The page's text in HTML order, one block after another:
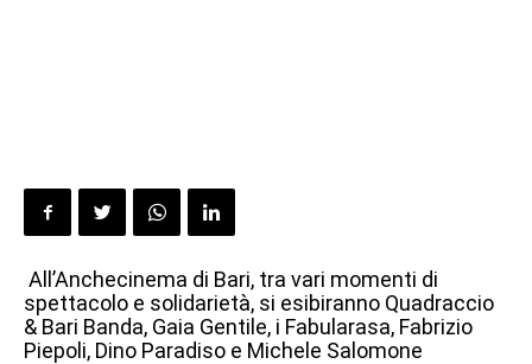
All’Anchecinema di Bari, tra vari momenti di
spettacolo e solidarietà, si esibiranno Quadraccio
& Bari Banda, Gaia Gentile, i Fabularasa, Fabrizio
Piepoli, Dino Paradiso e Michele Salomone